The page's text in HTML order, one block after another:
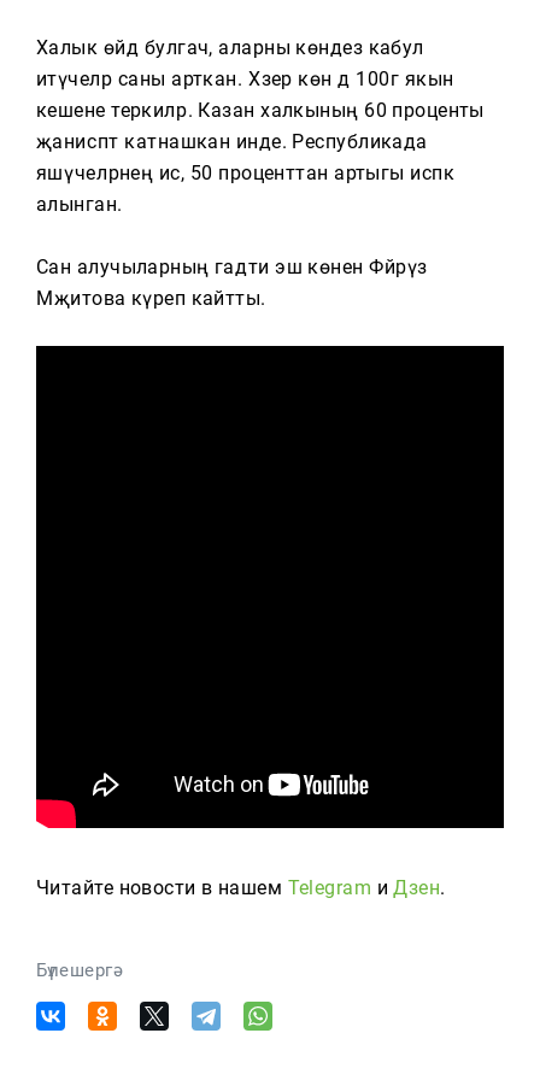
Халык өйдә булгач, аларны көндез кабул
итүчеләр саны арткан. Хәзер көн дә 100гә якын
кешене теркиләр. Казан халкының 60 проценты
җанисәптә катнашкан инде. Республикада
яшәүчеләрнең исә, 50 проценттан артыгы исәпкә
алынган.
Сан алучыларның гадәти эш көнен Фәйрүзә
Мәҗитова күреп кайтты.
Читайте новости в нашем Telegram иДзен.
Бүлешергә